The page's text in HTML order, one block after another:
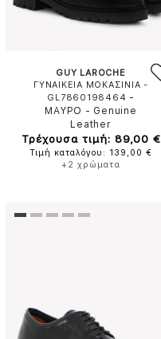
GUY LAROCHE
ΓΥΝΑΙΚΕΙΑ ΜΟΚΑΣΙΝΙΑ -
GL7860198464 -
ΜΑΥΡΟ - Genuine
Leather
Τρέχουσα τιμή: 89,00 €
Τιμή καταλόγου: 139,00 €
+2 χρώματα